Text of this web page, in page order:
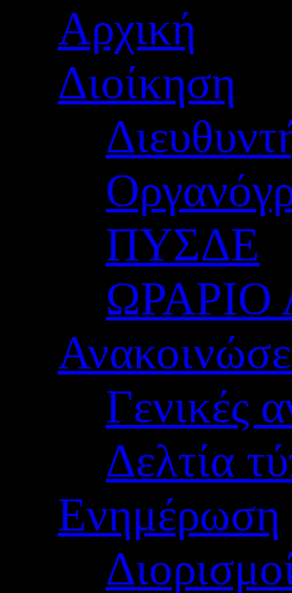
Αρχική
Διοίκηση
ΠΥΣΔΕ
ΩΡΑΡΙΟ
Γενικές
Δελτία
Ενημέρωση